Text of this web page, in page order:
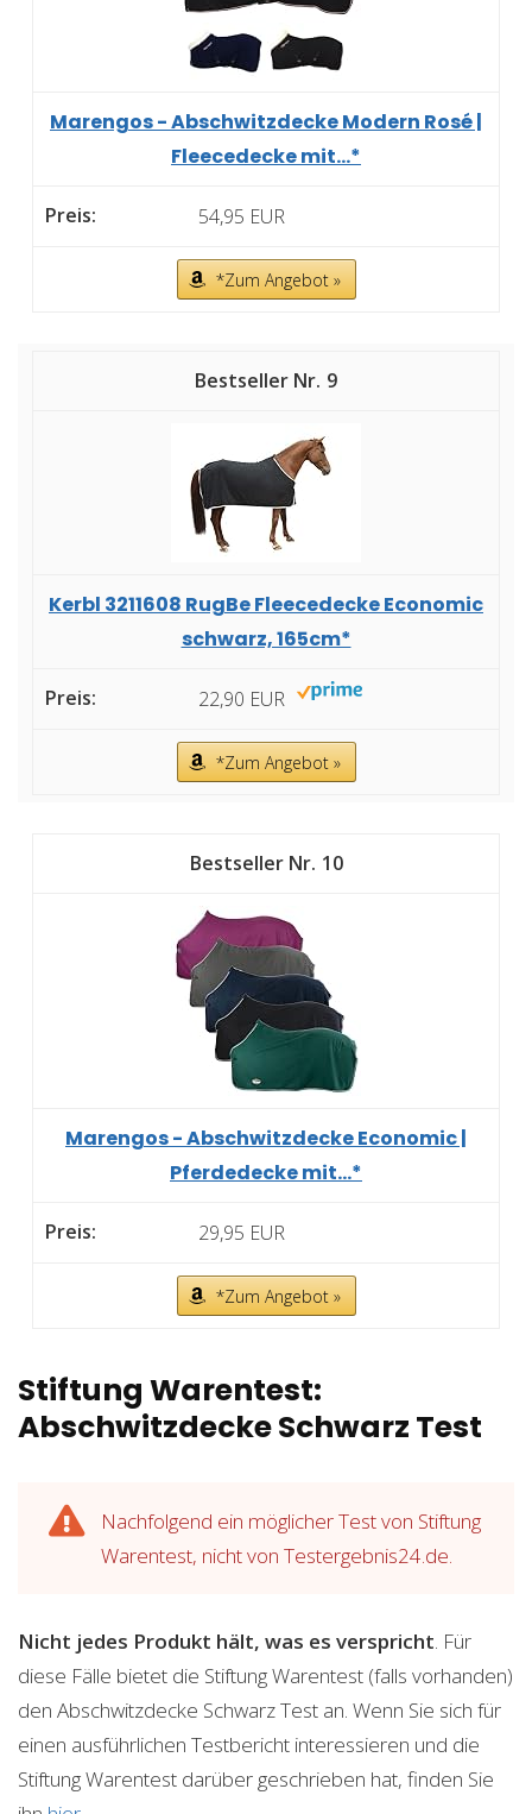
Marengos - Abschwitzdecke Modern Rosé |
Fleecedecke mit...*
54,95 EUR
*Zum Angebot »
9
Kerbl 3211608 RugBe Fleecedecke Economic
schwarz, 165cm*
22,90 EUR
*Zum Angebot »
10
Marengos - Abschwitzdecke Economic |
Pferdedecke mit...*
29,95 EUR
*Zum Angebot »
Stiftung Warentest:
Abschwitzdecke Schwarz Test
Nachfolgend ein möglicher Test von Stiftung
Warentest, nicht von Testergebnis24.de.
Nicht jedes Produkt hält, was es verspricht. Für
diese Fälle bietet die Stiftung Warentest (falls vorhanden)
den Abschwitzdecke Schwarz Test an. Wenn Sie sich für
einen ausführlichen Testbericht interessieren und die
Stiftung Warentest darüber geschrieben hat, finden Sie